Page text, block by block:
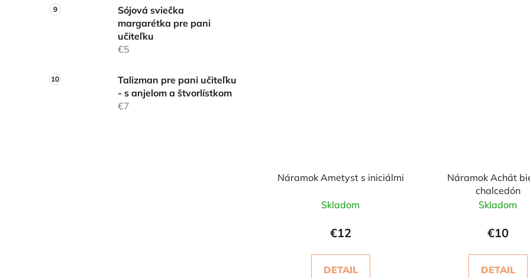
Sójová sviečka
margarétka pre pani
učiteľku
€5
Talizman pre pani učiteľku
- s anjelom a štvorlístkom
€7
Náramok Ametyst s iniciálmi
Skladom
€12
DETAIL
Náramok Achát
chalcedón
Skladom
€10
DETAIL